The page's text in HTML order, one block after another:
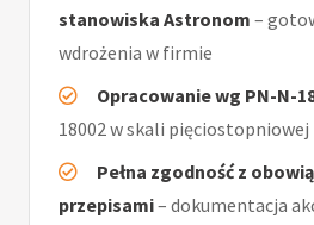
stanowiska Astronom –
wdrożenia w firmie
Opracowanie wg PN-N-
18002 w skali pięciostopniowej
Pełna zgodność z
przepisami– dokumentacja